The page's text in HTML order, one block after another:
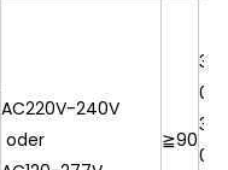
AC220V-240V
oder
≧90
0K/
350
0K/